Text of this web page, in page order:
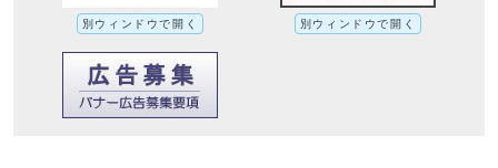
別ウィンドウで開く 別ウィンドウで開く